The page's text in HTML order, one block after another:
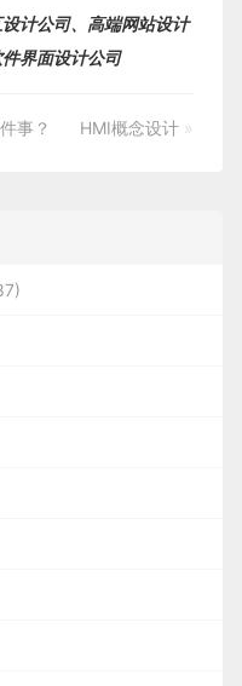
计公司、高端网站设计
界面设计公司
事？ HMI概念设计 »